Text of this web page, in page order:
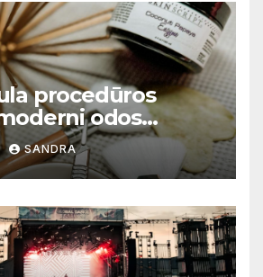
procedūros
odos
sistema
SANDRA